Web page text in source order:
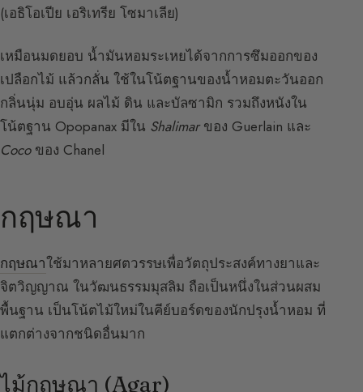
(เอธิโอเปีย เอริเทรีย โซมาเลีย)
เหมือนมดยอบ น้ำมันหอมระเหยได้จากการซึมออกของ
เปลือกไม้ แล้วกลั่น ใช้ในโน้ตฐานของน้ำหอมตะวันออก
กลิ่นนุ่ม อบอุ่น ผลไม้ ดิน และบัลซามิก รวมถึงหนังใน
โน้ตฐาน Opopanax มีใน Shalimarของ Guerlain และ
Cocoของ Chanel
กฤษณา
กฤษณาใช้มาหลายศตวรรษเพื่อวัตถุประสงค์ทางยาและ
จิตวิญญาณ ในวัฒนธรรมมุสลิม ถือเป็นหนึ่งในส่วนผสม
พื้นฐาน เป็นโน้ตไม้ใหม่ในคีย์บอร์ดของนักปรุงน้ำหอม ที่
แตกต่างจากชนิดอื่นมาก
ไม้กฤษณา (Agar)